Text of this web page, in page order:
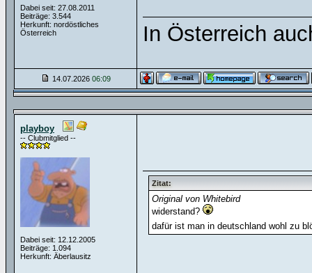
Dabei seit: 27.08.2011
Beiträge: 3.544
Herkunft: nordöstliches
Österreich
In Österreich
14.07.2026 06:09
playboy
-- Clubmitglied --
Dabei seit: 12.12.2005
Beiträge: 1.094
Herkunft: Äberlausitz
Zitat:
Original von Whitebird
widerstand?
dafür ist man in deutschland wohl zu